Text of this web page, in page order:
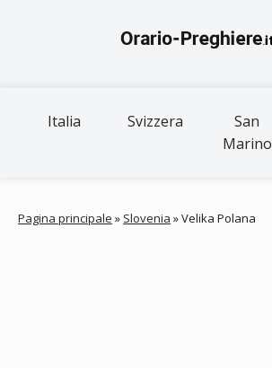
Italia Svizzera
San
Marino
Pagina principale » Slovenia »Velika Polana